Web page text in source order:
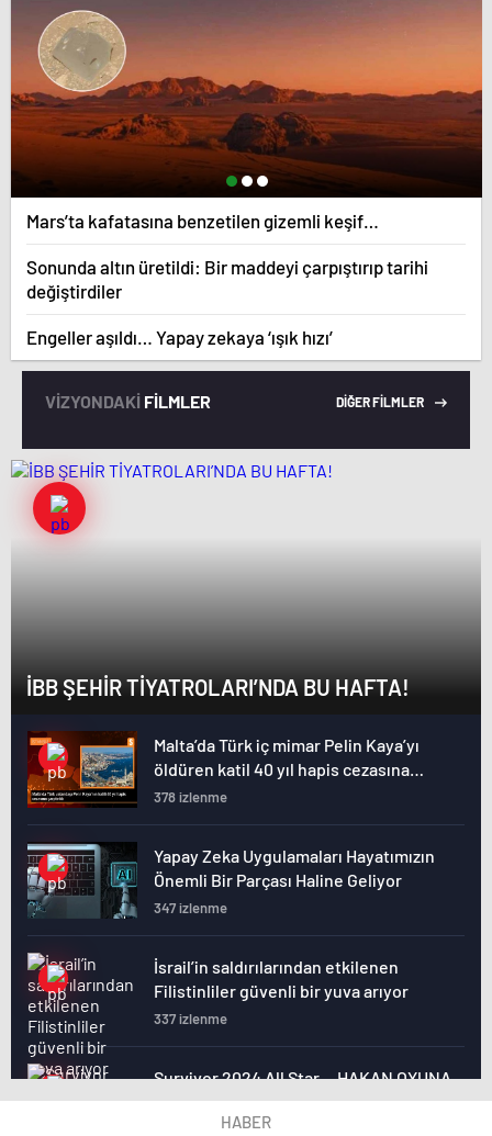
Mars’ta kafatasına benzetilen gizemli keşif…
Sonunda altın üretildi: Bir maddeyi çarpıştırıp tarihi
değiştirdiler
Engeller aşıldı… Yapay zekaya ‘ışık hızı’
VİZYONDAKİ FİLMLER DİĞER FİLMLER
İBB ŞEHİR TİYATROLARI’NDA BU HAFTA!
Malta’da Türk iç mimar Pelin Kaya’yı
öldüren katil 40 yıl hapis cezasına
çarptırıldı
378 izlenme
Yapay Zeka Uygulamaları Hayatımızın
Önemli Bir Parçası Haline Geliyor
347 izlenme
İsrail’in saldırılarından etkilenen
Filistinliler güvenli bir yuva arıyor
337 izlenme
Survivor 2024 All Star… HAKAN OYUNA
ÇIKMADI, İKİNCİ ELEME ADAYI KİM
386 izlenmeHABER